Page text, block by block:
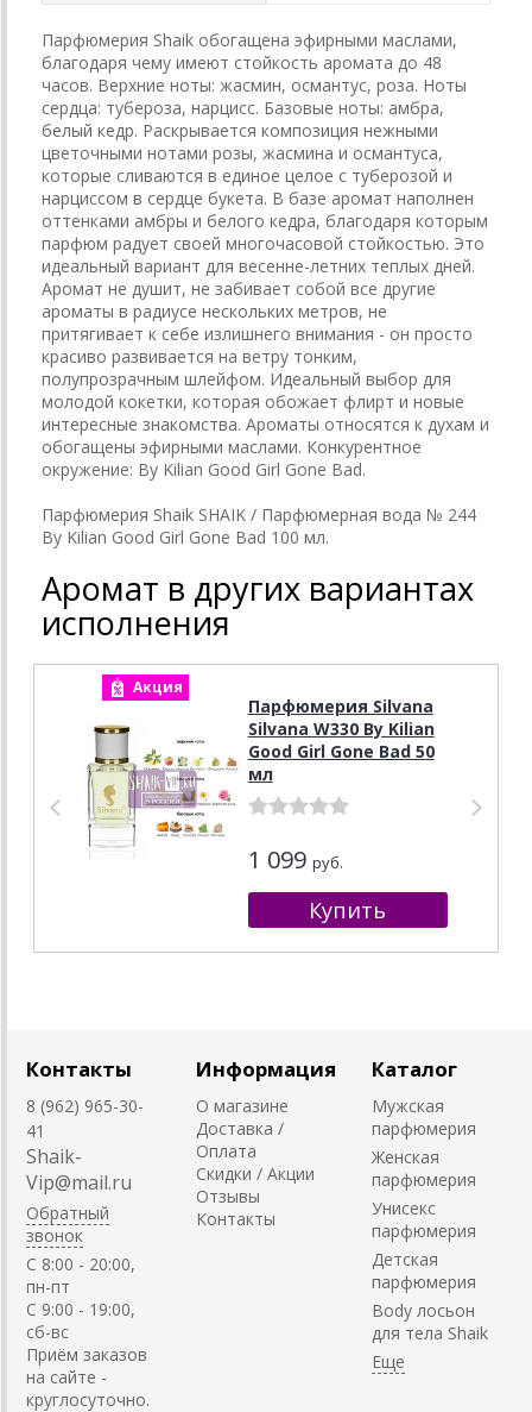
Парфюмерия Shaik обогащена эфирными маслами,
благодаря чему имеют стойкость аромата до 48
часов. Верхние ноты: жасмин, османтус, роза. Ноты
сердца: тубероза, нарцисс. Базовые ноты: амбра,
белый кедр. Раскрывается композиция нежными
цветочными нотами розы, жасмина и османтуса,
которые сливаются в единое целое с туберозой и
нарциссом в сердце букета. В базе аромат наполнен
оттенками амбры и белого кедра, благодаря которым
парфюм радует своей многочасовой стойкостью. Это
идеальный вариант для весенне-летних теплых дней.
Аромат не душит, не забивает собой все другие
ароматы в радиусе нескольких метров, не
притягивает к себе излишнего внимания - он просто
красиво развивается на ветру тонким,
полупрозрачным шлейфом. Идеальный выбор для
молодой кокетки, которая обожает флирт и новые
интересные знакомства. Ароматы относятся к духам и
обогащены эфирными маслами. Конкурентное
окружение: By Kilian Good Girl Gone Bad.
Парфюмерия Shaik SHAIK / Парфюмерная вода № 244
By Kilian Good Girl Gone Bad 100 мл.
Аромат в других вариантах
исполнения
Акция
Парфюмерия Silvana
Silvana W330 By Kilian
Good Girl Gone Bad 50
мл
1 099 руб.
Контакты
8 (962) 965-30-
41
Shaik-
Vip@mail.ru
Обратный
звонок
C 8:00 - 20:00,
пн-пт
С 9:00 - 19:00,
сб-вс
Приём заказов
на сайте -
круглосуточно.
Информация
О магазине
Доставка /
Оплата
Скидки / Акции
Отзывы
Контакты
Каталог
Мужская
парфюмерия
Женская
парфюмерия
Унисекс
парфюмерия
Детская
парфюмерия
Body лосьон
для тела Shaik